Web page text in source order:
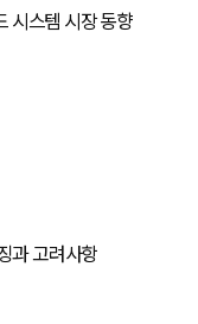
시스템 시장 동향
과 고려사항